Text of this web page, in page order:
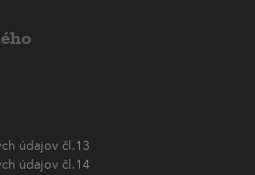
údajov čl.13
údajov čl.14